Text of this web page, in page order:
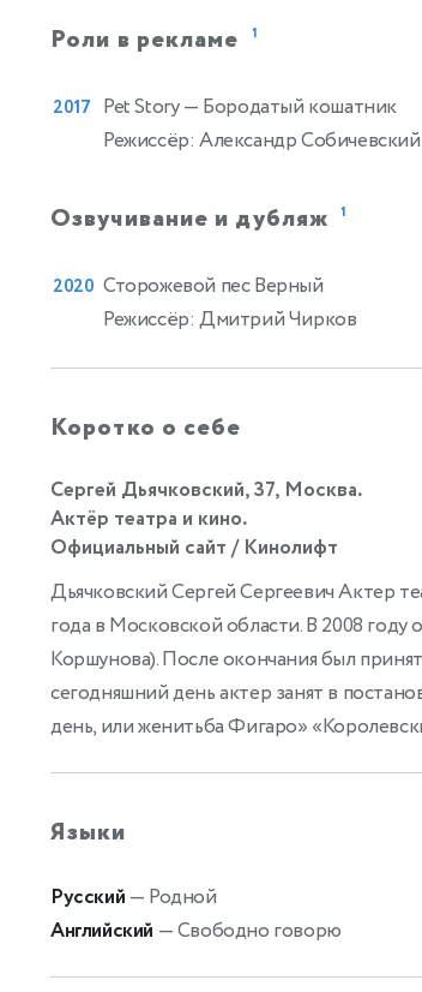
Роли в рекламе 1
2017 Pet Story— Бородатый кошатник
Режиссёр: Александр Собичевский
Озвучивание и дубляж1
2020 Сторожевой пес Верный
Режиссёр: Дмитрий Чирков
Коротко о себе
Сергей Дьячковский, 37, Москва.
Актёр театра и кино.
Официальный сайт / Кинолифт
Дьячковский Сергей Сергеевич Актер
года в Московской области. В 2008
Коршунова). После окончания был
сегодняшний день актер занят в
день, или женитьба Фигаро»
Языки
Русский — Родной
Английский — Свободно говорю